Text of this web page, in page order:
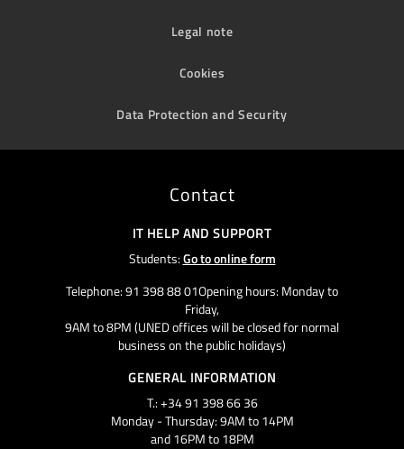
Legal note
Cookies
Data Protection and Security
Contact
IT HELP AND SUPPORT
Students:Go to online form
Telephone: 91 398 88 01Opening hours: Monday to
Friday,
9AM to 8PM (UNED offices will be closed for normal
business on the public holidays)
GENERAL INFORMATION
T.: +34 91 398 66 36
Monday - Thursday: 9AM to 14PM
and 16PM to 18PM